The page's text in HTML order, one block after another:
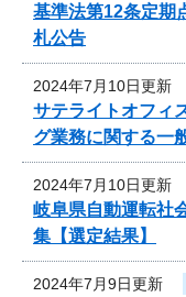
基準法第12条定期
札公告
2024年7月10日更新
サテライトオフィ
グ業務に関する一
2024年7月10日更新
岐阜県自動運転社
集【選定結果】
2024年7月9日更新